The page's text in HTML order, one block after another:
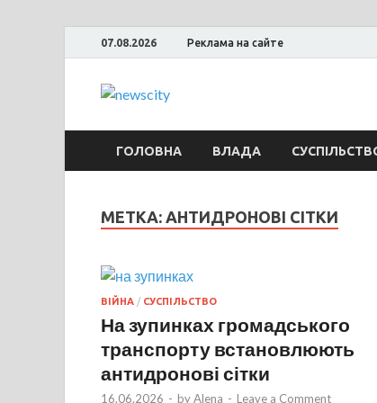
07.08.2026 Реклама на сайте
NewsCity
ГОЛОВНА ВЛАДА
МЕТКА: АНТИДРОНОВІ СІТКИ
ВІЙНА / СУСПІЛЬСТВО
На зупинках громадського
транспорту встановлюють
антидронові сітки
16.06.2026 - byAlena - Leave a Comment